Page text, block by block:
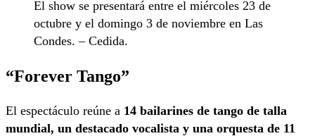
El show se presentará entre el miércoles 23 de
octubre y el domingo 3 de noviembre en Las
Condes. – Cedida.
“Forever Tango”
El espectáculo reúne a 14 bailarines de tango de talla
mundial, un destacado vocalista y una orquesta de 11